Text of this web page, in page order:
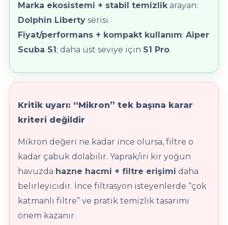
Marka ekosistemi + stabil temizlik arayan:
Dolphin Liberty serisi.
Fiyat/performans + kompakt kullanım: Aiper
Scuba S1; daha üst seviye için S1 Pro.
Kritik uyarı: “Mikron” tek başına karar
kriteri değildir
Mikron değeri ne kadar ince olursa, filtre o
kadar çabuk dolabilir. Yaprak/iri kir yoğun
havuzda hazne hacmi + filtre erişimi daha
belirleyicidir. İnce filtrasyon isteyenlerde “çok
katmanlı filtre” ve pratik temizlik tasarımı
önem kazanır.